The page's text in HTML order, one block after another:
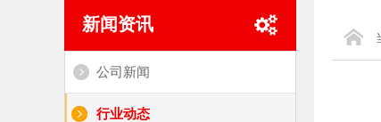
新闻资讯
公司新闻
行业动态